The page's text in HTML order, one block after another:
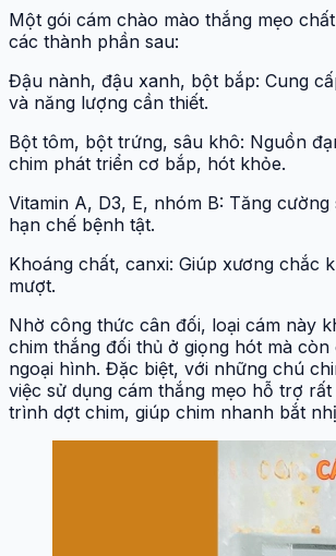
Một gói cám chào mào thắng mẹo
các thành phần sau:
Đậu nành, đậu xanh, bột bắp: Cung
và năng lượng cần thiết.
Bột tôm, bột trứng, sâu khô: Nguồn
chim phát triển cơ bắp, hót khỏe.
Vitamin A, D3, E, nhóm B: Tăng
hạn chế bệnh tật.
Khoáng chất, canxi: Giúp xương chắc
mượt.
Nhờ công thức cân đối, loại cám này
chim thắng đối thủ ở giọng hót mà còn
ngoại hình. Đặc biệt, với những chú
việc sử dụng cám thắng mẹo hỗ trợ
trình dợt chim, giúp chim nhanh bắt